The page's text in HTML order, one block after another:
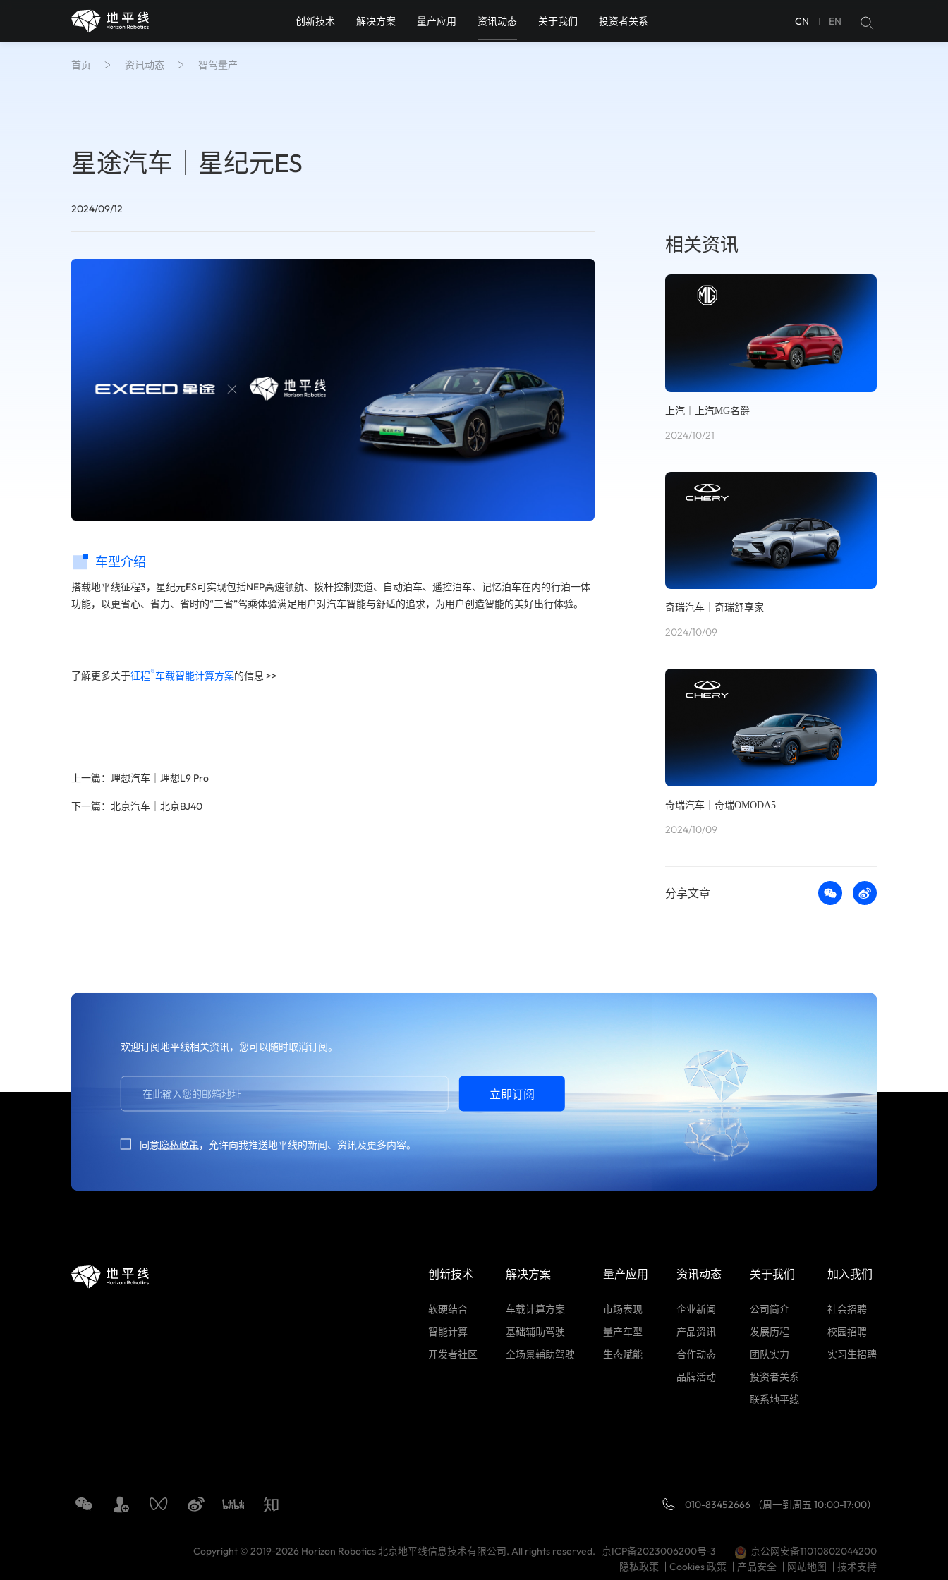
创新技术 解决方案 量产应用 资讯动态 关于我们 投资者关系 CN EN
首页 资讯动态 智驾量产
星途汽车｜星纪元ES
2024/09/12
车型介绍
搭载地平线征程3，星纪元ES可实现包括NEP高速领航、拨杆控制变道、自动泊车、遥控泊车、记忆泊车在内的行泊一体
功能，以更省心、省力、省时的“三省”驾乘体验满足用户对汽车智能与舒适的追求，为用户创造智能的美好出行体验。
了解更多关于征程®️车载智能计算方案的信息 >>
上一篇：理想汽车｜理想L9 Pro
下一篇：北京汽车｜北京BJ40
相关资讯
上汽｜上汽MG名爵
2024/10/21
奇瑞汽车｜奇瑞舒享家
2024/10/09
奇瑞汽车｜奇瑞OMODA5
2024/10/09
分享文章
欢迎订阅地平线相关资讯，您可以随时取消订阅。
立即订阅
同意隐私政策，允许向我推送地平线的新闻、资讯及更多内容。
创新技术
软硬结合
智能计算
开发者社区
解决方案
车载计算方案
基础辅助驾驶
全场景辅助驾驶
量产应用
市场表现
量产车型
生态赋能
资讯动态
企业新闻
产品资讯
合作动态
品牌活动
关于我们
公司简介
发展历程
团队实力
投资者关系
联系地平线
加入我们
社会招聘
校园招聘
实习生招聘
010-83452666 （周一到周五 10:00-17:00）
Copyright © 2019-2026 Horizon Robotics 北京地平线信息技术有限公司. All rights reserved. 京ICP备2023006200号-3
京公网安备11010802044200
隐私政策
Cookies 政策 产品安全 网站地图 技术支持